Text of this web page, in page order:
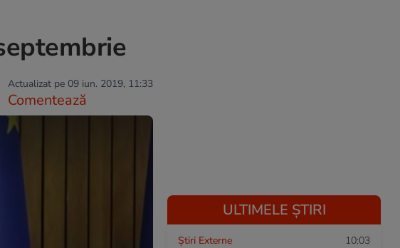
Actualizat pe 09 iun. 2019, 11:33
Comentează
ULTIMELE ȘTIRI
Știri Externe 10:03